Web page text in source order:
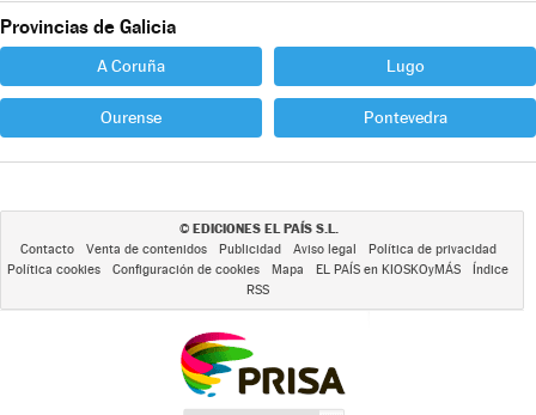
Provincias de Galicia
A Coruña Lugo
Ourense Pontevedra
© EDICIONES EL PAÍS S.L.
Contacto Venta de contenidos Publicidad Aviso legal
Política de privacidad
Política cookies
Configuración de cookies Mapa EL PAÍS en KIOSKOyMÁS
Índice
RSS